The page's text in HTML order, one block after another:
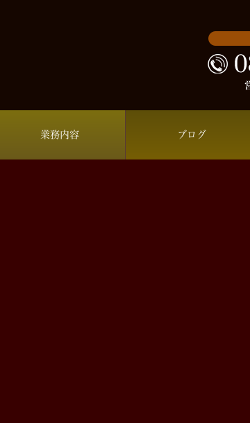
業務内容 ブログ